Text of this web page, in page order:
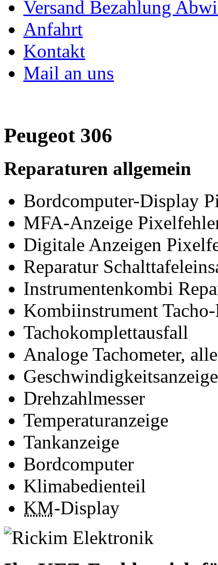
Versand Bezahlung
Anfahrt
Kontakt
Mail an uns
Peugeot 306
Reparaturen allgemein
Bordcomputer-Display
MFA-Anzeige
Digitale Anzeigen
Reparatur
Instrumentenkombi
Kombiinstrument
Tachokomplettausfall
Analoge Tachometer,
Geschwindigkeitsanzeige
Drehzahlmesser
Temperaturanzeige
Tankanzeige
Bordcomputer
Klimabedienteil
KM-Display